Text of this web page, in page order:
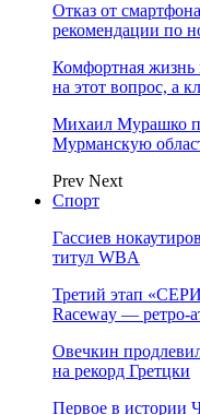
Отказ от
рекомендации по
Комфортная жизнь
на этот вопрос, а
Михаил Мурашко
Мурманскую
Prev Next
Спорт
Гассиев
титул WBA
Третий этап
Raceway —
Овечкин
на рекорд Гретцки
Первое в истории